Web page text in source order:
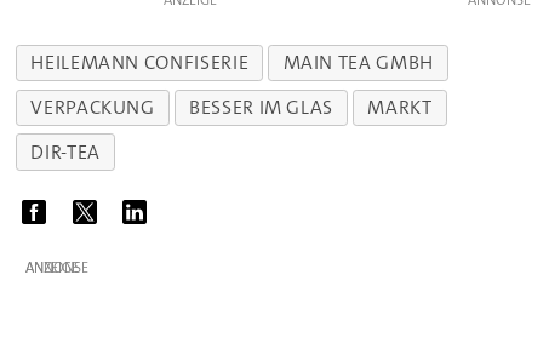
HEILEMANN CONFISERIE
MAIN TEA GMBH
VERPACKUNG
BESSER IM GLAS
MARKT
DIR-TEA
ANZEIGE